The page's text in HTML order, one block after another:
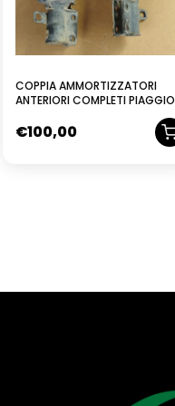
COPPIA AMMORTIZZATORI
ANTERIORI COMPLETI PIAGGIO
€100,00